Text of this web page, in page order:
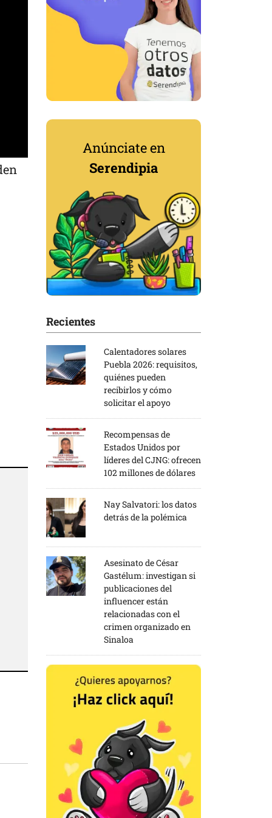
Anúnciate en
Serendipia
Recientes
Calentadores solares
Puebla 2026: requisitos,
quiénes pueden
recibirlos y cómo
solicitar el apoyo
Recompensas de
Estados Unidos por
líderes del CJNG: ofrecen
102 millones de dólares
Nay Salvatori: los datos
detrás de la polémica
Asesinato de César
Gastélum: investigan si
publicaciones del
influencer están
relacionadas con el
crimen organizado en
Sinaloa